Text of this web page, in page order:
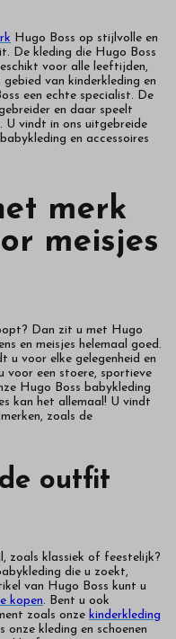
Hugo Boss op stijlvolle en
De kleding die Hugo Boss
voor alle leeftijden,
van kinderkleding en
een echte specialist. De
en daar speelt
U vindt in ons uitgebreide
en accessoires
merk
meisjes
Dan zit u met Hugo
en meisjes helemaal goed.
u voor elke gelegenheid en
voor een stoere, sportieve
Hugo Boss babykleding
kan het allemaal! U vindt
zoals de
outfit
zoals klassiek of feestelijk?
die u zoekt,
van Hugo Boss kunt u
kopen. Bent u ook
zoals onze kinderkleding
onze kleding en schoenen